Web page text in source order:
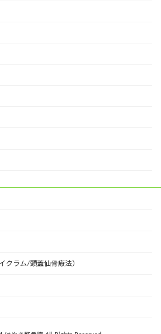
クラム/頭蓋仙骨療法）